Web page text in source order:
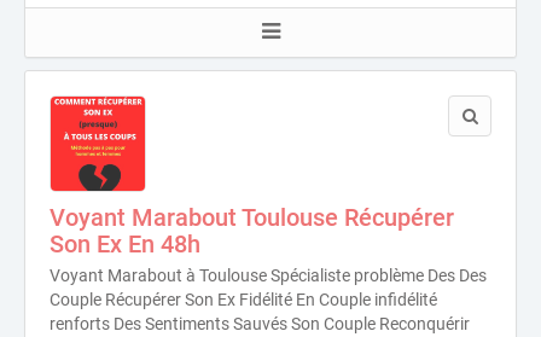
Voyant Marabout Toulouse Récupérer
Son Ex En 48h
Voyant Marabout à Toulouse Spécialiste problème Des Des
Couple Récupérer Son Ex Fidélité En Couple infidélité
renforts Des Sentiments Sauvés Son Couple Reconquérir